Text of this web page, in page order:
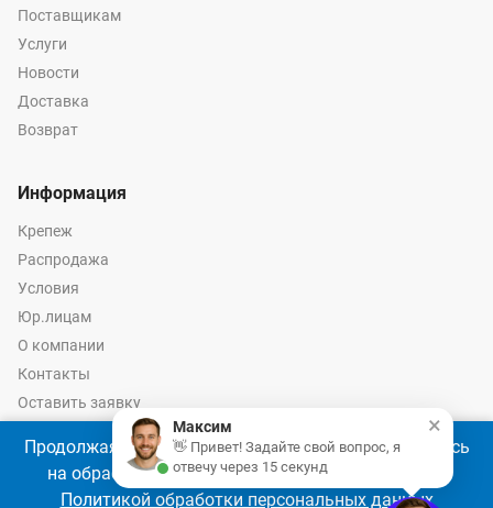
Поставщикам
Услуги
Новости
Доставка
Возврат
Информация
Крепеж
Распродажа
Условия
Юр.лицам
О компании
Контакты
Оставить заявку
Калькулятор крепежа
Продолжая использовать наш сайт, Вы соглашаетесь
на обработку файлов cookie 🍪 в соответствии с
Политикой обработки персональных данных
×
Максим
👋 Привет! Задайте свой вопрос, я
отвечу через 15 секунд